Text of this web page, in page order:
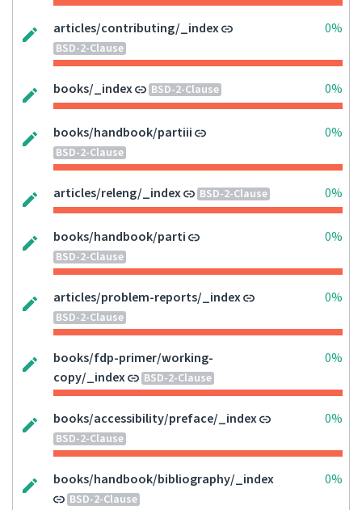
articles/contributing/_index
BSD-2-Clause
0%
books/_index BSD-2-Clause 0%
books/handbook/partiii
BSD-2-Clause
0%
articles/releng/_index BSD-2-Clause 0%
books/handbook/parti
BSD-2-Clause
0%
articles/problem-reports/_index
BSD-2-Clause
0%
books/fdp-primer/working-
copy/_index
BSD-2-Clause
0%
books/accessibility/preface/_index
BSD-2-Clause
0%
books/handbook/bibliography/_index
BSD-2-Clause
0%